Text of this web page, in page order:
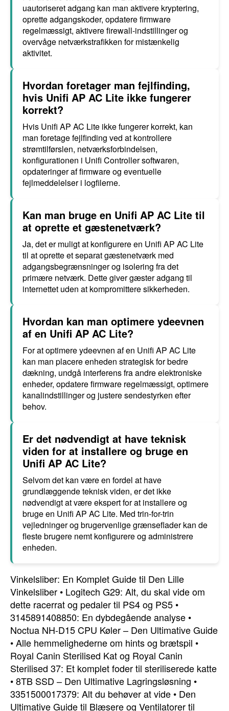
uautoriseret adgang kan man aktivere kryptering,
oprette adgangskoder, opdatere firmware
regelmæssigt, aktivere firewall-indstillinger og
overvåge netværkstrafikken for mistænkelig
aktivitet.
Hvordan foretager man fejlfinding,
hvis Unifi AP AC Lite ikke fungerer
korrekt?
Hvis Unifi AP AC Lite ikke fungerer korrekt, kan
man foretage fejlfinding ved at kontrollere
strømtilførslen, netværksforbindelsen,
konfigurationen i Unifi Controller softwaren,
opdateringer af firmware og eventuelle
fejlmeddelelser i logfilerne.
Kan man bruge en Unifi AP AC Lite til
at oprette et gæstenetværk?
Ja, det er muligt at konfigurere en Unifi AP AC Lite
til at oprette et separat gæstenetværk med
adgangsbegrænsninger og isolering fra det
primære netværk. Dette giver gæster adgang til
internettet uden at kompromittere sikkerheden.
Hvordan kan man optimere ydeevnen
af en Unifi AP AC Lite?
For at optimere ydeevnen af en Unifi AP AC Lite
kan man placere enheden strategisk for bedre
dækning, undgå interferens fra andre elektroniske
enheder, opdatere firmware regelmæssigt, optimere
kanalindstillinger og justere sendestyrken efter
behov.
Er det nødvendigt at have teknisk
viden for at installere og bruge en
Unifi AP AC Lite?
Selvom det kan være en fordel at have
grundlæggende teknisk viden, er det ikke
nødvendigt at være ekspert for at installere og
bruge en Unifi AP AC Lite. Med trin-for-trin
vejledninger og brugervenlige grænseflader kan de
fleste brugere nemt konfigurere og administrere
enheden.
Vinkelsliber: En Komplet Guide til Den Lille
Vinkelsliber • Logitech G29: Alt, du skal vide om
dette racerrat og pedaler til PS4 og PS5 •
3145891408850: En dybdegående analyse •
Noctua NH-D15 CPU Køler – Den Ultimative Guide
•Alle hemmelighederne om hints og brætspil •
Royal Canin Sterilised Kat og Royal Canin
Sterilised 37: Et komplet foder til steriliserede katte
•8TB SSD – Den Ultimative Lagringsløsning •
3351500017379: Alt du behøver at vide • Den
Ultimative Guide til Blæsere og Ventilatorer til